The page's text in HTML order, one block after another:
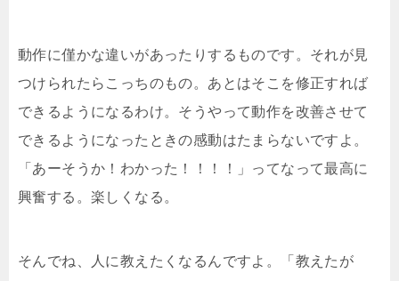
動作に僅かな違いがあったりするものです。それが見
つけられたらこっちのもの。あとはそこを修正すれば
できるようになるわけ。そうやって動作を改善させて
できるようになったときの感動はたまらないですよ。
「あーそうか！わかった！！！！」ってなって最高に
興奮する。楽しくなる。
そんでね、人に教えたくなるんですよ。「教えたが